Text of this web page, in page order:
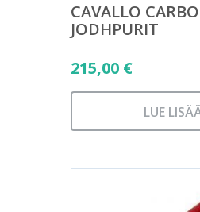
CAVALLO
JODHPURIT
215,00 €
LUE